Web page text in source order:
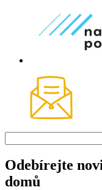
Odebírejte
domů